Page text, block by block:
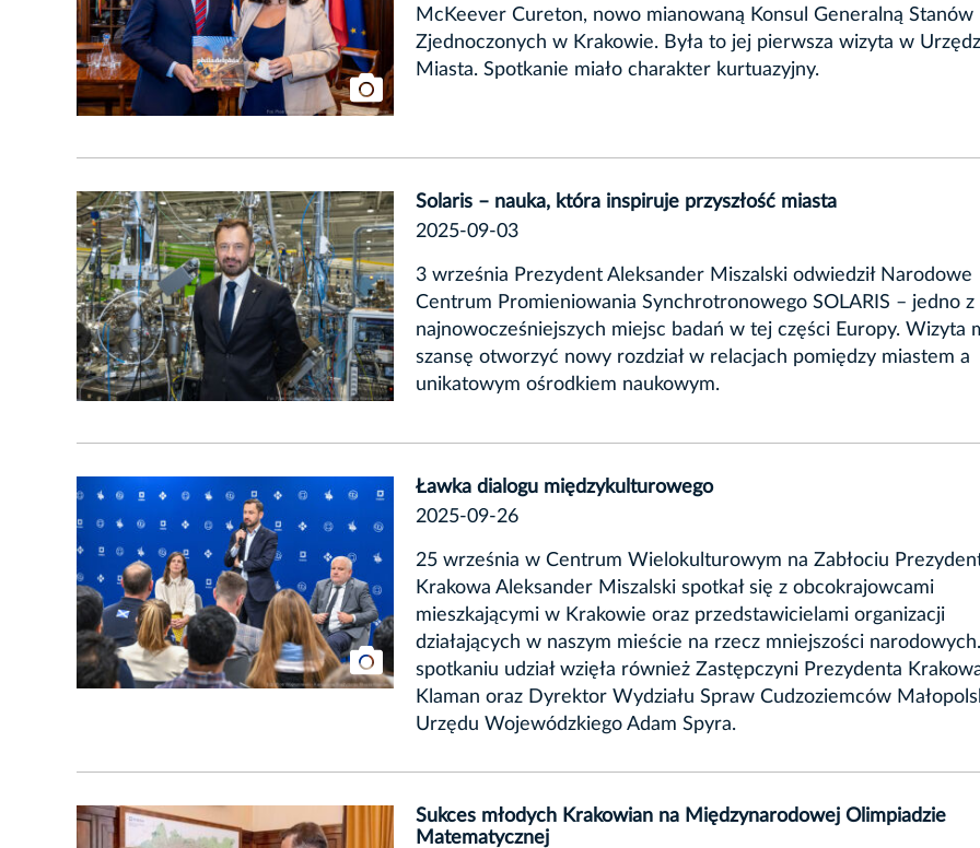
McKeever Cureton, nowo mianowaną Konsul Generalną Stanów
Zjednoczonych w Krakowie. Była to jej pierwsza wizyta w
Miasta. Spotkanie miało charakter kurtuazyjny.
Solaris – nauka, która inspiruje przyszłość miasta
2025-09-03
3 września Prezydent Aleksander Miszalski odwiedził Narodowe
Centrum Promieniowania Synchrotronowego SOLARIS – jedno z
najnowocześniejszych miejsc badań w tej części Europy. Wizyta
szansę otworzyć nowy rozdział w relacjach pomiędzy miastem a
unikatowym ośrodkiem naukowym.
Ławka dialogu międzykulturowego
2025-09-26
25 września w Centrum Wielokulturowym na Zabłociu
Krakowa Aleksander Miszalski spotkał się z obcokrajowcami
mieszkającymi w Krakowie oraz przedstawicielami organizacji
działających w naszym mieście na rzecz mniejszości
spotkaniu udział wzięła również Zastępczyni Prezydenta
Klaman oraz Dyrektor Wydziału Spraw Cudzoziemców
Urzędu Wojewódzkiego Adam Spyra.
Sukces młodych Krakowian na Międzynarodowej Olimpiadzie
Matematycznej